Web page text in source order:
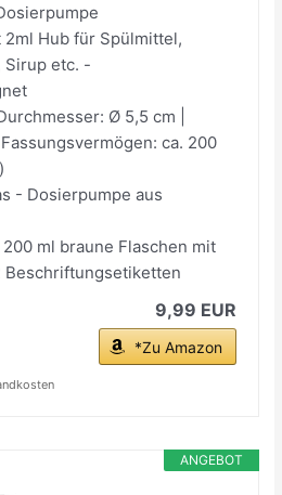
Hub für Spülmittel,
Sirup etc. -
Ø 5,5 cm |
ca. 200
- Dosierpumpe aus
ml braune Flaschen mit
Beschriftungsetiketten
9,99 EUR
*Zu Amazon
ANGEBOT